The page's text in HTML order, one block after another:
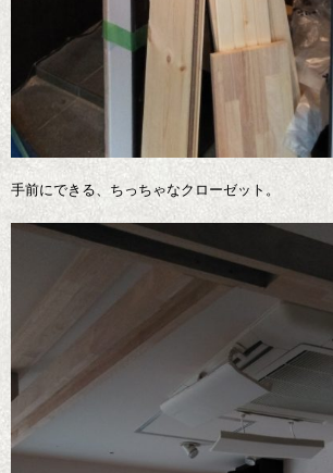
手前にできる、ちっちゃなクローゼット。